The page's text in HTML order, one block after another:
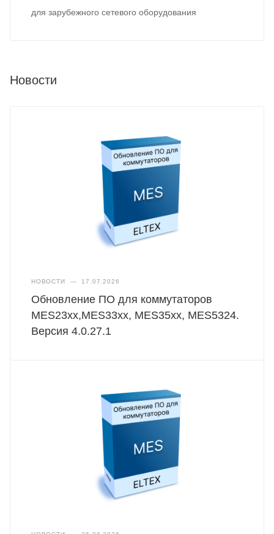
для зарубежного сетевого оборудования
Новости
НОВОСТИ — 17.07.2026
Обновление ПО для коммутаторов
MES23xx,MES33xx, MES35xx, MES5324.
Версия 4.0.27.1